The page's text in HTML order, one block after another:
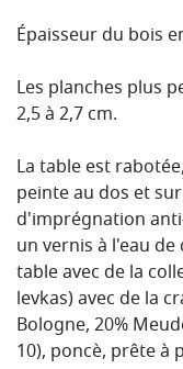
Épaisseur du bois
Les planches plus
2,5 à 2,7 cm.
La table est
peinte au dos et
d'imprégnation
un vernis à l'eau
table avec de la
levkas) avec de la
Bologne, 20%
10), poncè, prête à